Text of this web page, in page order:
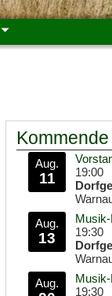
Aug.
11
19:00
Aug.
13
19:30
Aug.
19:30